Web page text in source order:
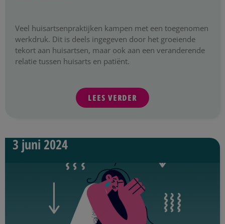
Veel huisartsenpraktijken kampen met een toegenomen
werkdruk. Dit is deels ingegeven door het groeiende
tekort aan huisartsen, maar ook aan een veranderende
relatie tussen huisarts en patiënt.
LEES VERDER
3 juni 2024